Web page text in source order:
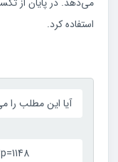
استفاده کرد.
آیا این مطلب را